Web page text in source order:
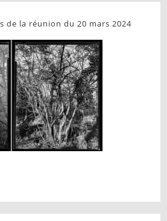
de la réunion du 20 mars 2024